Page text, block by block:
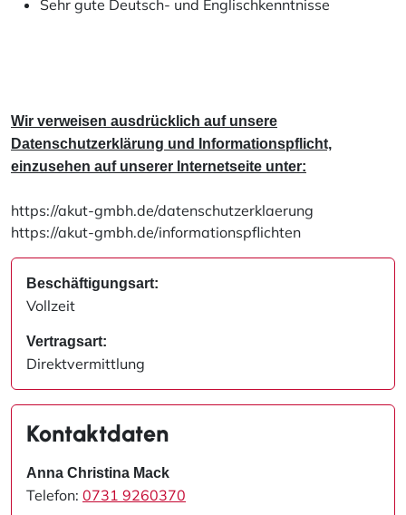
Sehr gute Deutsch- und Englischkenntnisse
Wir verweisen ausdrücklich auf unsere
Datenschutzerklärung und Informationspflicht,
einzusehen auf unserer Internetseite unter:
https://akut-gmbh.de/datenschutzerklaerung
https://akut-gmbh.de/informationspflichten
Beschäftigungsart:
Vollzeit
Vertragsart:
Direktvermittlung
Kontaktdaten
Anna Christina Mack
Telefon: 0731 9260370